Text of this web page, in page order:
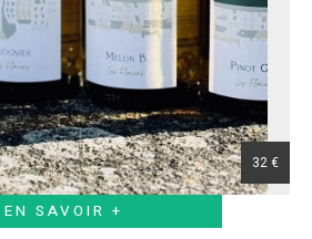
EN SAVOIR +
32 €